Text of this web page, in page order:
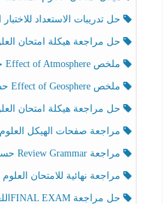
حل تدريبات الاستعداد للاختبار العلوم
حل مراجعة هيكلة امتحان العلوم
ملخص Effect of Atmosphere حسب الهيكل الوزاري العلوم المتكاملة الصف الخامس انسبير الفصل الثالث
ملخص Effect of Geosphere حسب الهيكل الوزاري العلوم المتكاملة الصف الخامس انسبير الفصل الثالث
حل مراجعة هيكلة امتحان العلوم
مراجعة صفحات الهيكل العلوم
مراجعة Review Grammar حسب الهيكل اللغة الإنجليزية الصف الخامس الفصل الثالث
مراجعة نهائية للامتحان العلوم
حل مراجعة FINAL EXAMاللغة الإنجليزية الصف الخامس الفصل الثالث